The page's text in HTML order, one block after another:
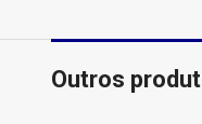
Outros